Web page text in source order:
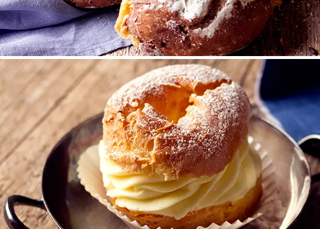
©
Sooo gut schmeckt die Bucklige Welt/ Viktoria Kornfeld